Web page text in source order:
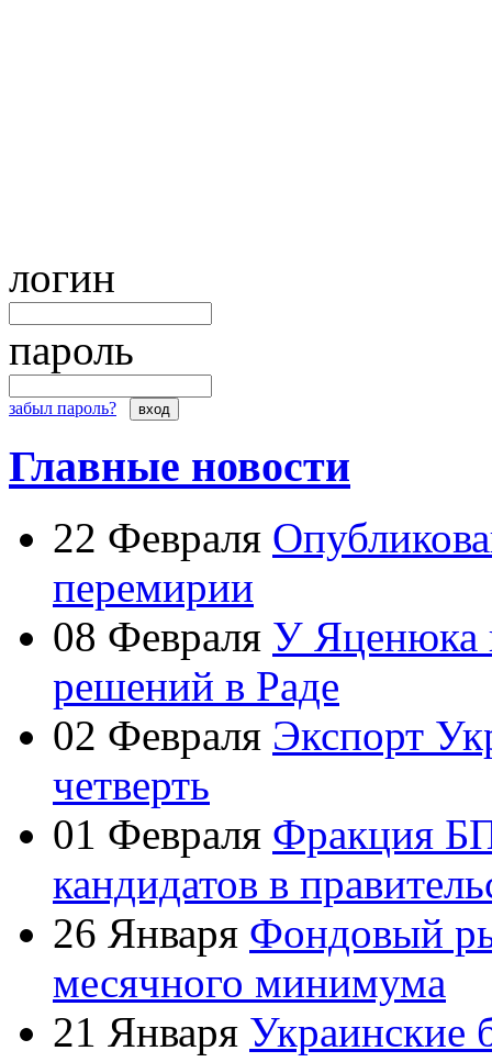
логин
пароль
забыл пароль?
Главные новости
22 Февраля
перемирии
08 Февраля У Яценюка
решений в Раде
02 Февраля Экспорт
четверть
01 Февраля Фракция
кандидатов в
26 Января Фондовый
месячного минимума
21 Января Украинские